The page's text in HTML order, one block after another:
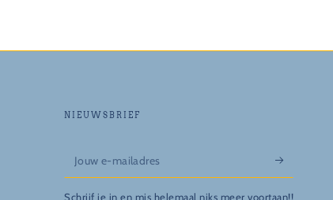
NIEUWSBRIEF
Jouw
e-
Schrijf je in en mis helemaal niks meer voortaan!!